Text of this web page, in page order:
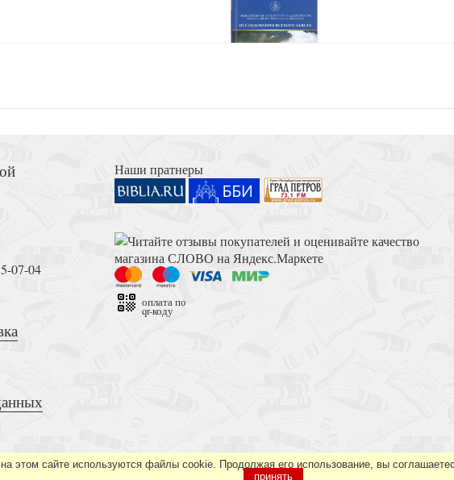
переводе (под ред. М.П. Кулакова,
Как трудно быть послушным!
Книга Иисуса Навина
Толкование на Апокалипсис (Тихоний Африканский)
07-04
Наши пратнеры
оплата по
qr-коду
этом сайте используются файлы cookie. Продолжая его использование, вы
принять